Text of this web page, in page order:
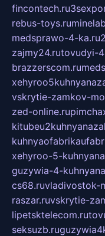
fincontech.ru
rebus-toys.ru
medsprawo-4-ka.ru
zajmy24.rutovudyi-
brazzerscom.ru
vskrytie-zamkov-
zed-online.ru
xehyroo-5-
guzywia-4-
cs68.ruvladivostok-
raszar.ruvskrytie-
lipetsktelecom.ru
seksuzb.ru